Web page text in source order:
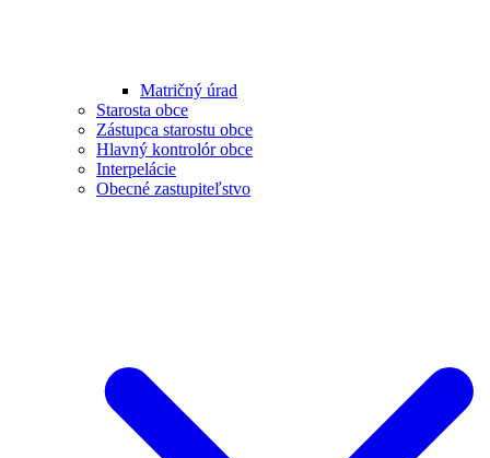
Matričný úrad
Starosta obce
Zástupca starostu obce
Hlavný kontrolór obce
Interpelácie
Obecné zastupiteľstvo